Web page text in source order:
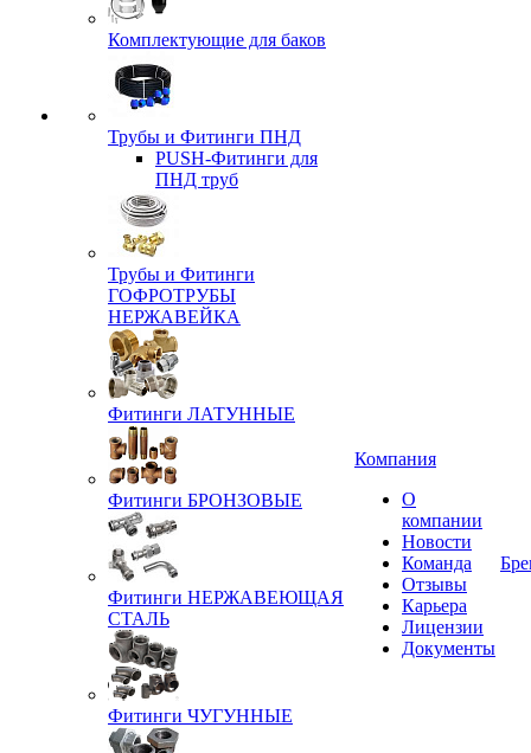
Комплектующие для баков
Трубы и Фитинги ПНД
PUSH-Фитинги для
ПНД труб
Трубы и Фитинги
ГОФРОТРУБЫ
НЕРЖАВЕЙКА
Фитинги ЛАТУННЫЕ
Фитинги БРОНЗОВЫЕ
Фитинги НЕРЖАВЕЮЩАЯ
СТАЛЬ
Фитинги ЧУГУННЫЕ
Компания
О
компании
Новости
Команда
Отзывы
Карьера
Лицензии
Документы